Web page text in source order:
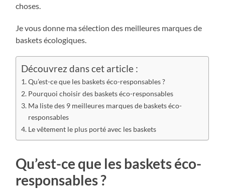
choses.
Je vous donne ma sélection des meilleures marques de
baskets écologiques.
Découvrez dans cet article :
Qu’est-ce que les baskets éco-responsables ?
Pourquoi choisir des baskets éco-responsables
Ma liste des 9 meilleures marques de baskets éco-
responsables
Le vêtement le plus porté avec les baskets
Qu’est-ce que les baskets éco-
responsables ?